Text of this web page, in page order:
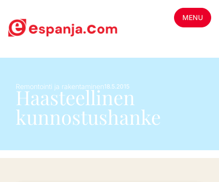
MENU
Remontointi ja rakentaminen18.5.2015
Haasteellinen
kunnostushanke